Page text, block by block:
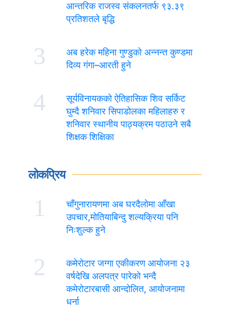
आन्तरिक राजस्व संकलनतर्फ ९३.३९
प्रतिशतले बृद्धि
3
अब हरेक महिना गुण्डुको अन्नन्त कुण्डमा
दिव्य गंगा–आरती हुने
4
सूर्यविनायकको ऐतिहासिक शिव सर्किट
घुम्दै शनिवार सिपाडोलका महिलाहरु र
शनिवार स्थानीय पाठ्यक्रम पठाउने सबै
शिक्षक शिक्षिका
लोकप्रिय
1
चाँगुनारायणमा अब घरदैलोमा आँखा
उपचार,मोतियाबिन्दु शल्यक्रिया पनि
निःशुल्क हुने
2
कमेरोटार जग्गा एकीकरण आयोजना २३
वर्षदेखि अलपत्र पारेको भन्दै
कमेरोटारबासी आन्दोलित, आयोजनामा
धर्ना